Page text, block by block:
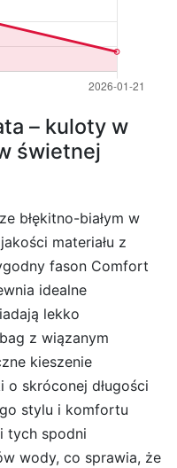
– kuloty w
świetnej
błękitno-białym w
materiału z
fason Comfort
idealne
lekko
z wiązanym
kieszenie
o skróconej długości
stylu i komfortu
tych spodni
wody, co sprawia, że